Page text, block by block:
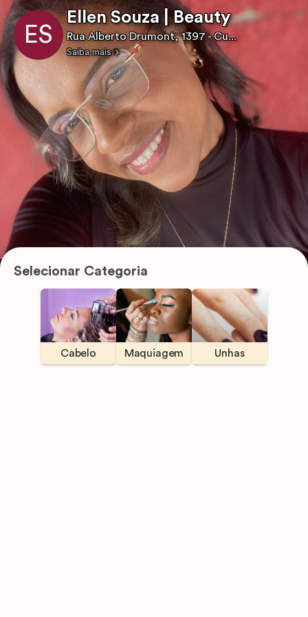
ES
Ellen Souza | Beauty
Rua Alberto Drumont, 1397 - Cu...
Saiba mais
Selecionar Categoria
Cabelo Maquiagem Unhas